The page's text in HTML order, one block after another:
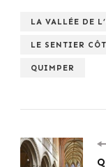
LA VALLÉE DE
LE SENTIER
QUIMPER